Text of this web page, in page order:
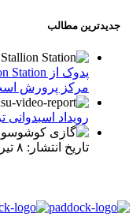
جدیدترین مطالب
مرکز پرورش
رویداد اسبدوانی
تاریخ انتشار: ۸ تیر ۱۴۰۵